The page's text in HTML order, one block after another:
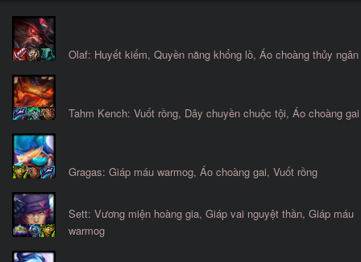
Olaf: Huyết kiếm, Quyền năng khổng lồ, Áo choàng thủy ngân
Tahm Kench: Vuốt rồng, Dây chuyền chuộc tội, Áo choàng gai
Gragas: Giáp máu warmog, Áo choàng gai, Vuốt rồng
Sett: Vương miện hoàng gia, Giáp vai nguyệt thần, Giáp máu
warmog